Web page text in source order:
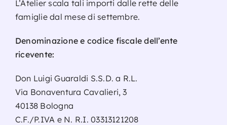
L’Atelier scala tali importi dalle rette delle
famiglie dal mese di settembre.
Denominazione e codice fiscale dell’ente
ricevente:
Don Luigi Guaraldi S.S.D. a R.L.
Via Bonaventura Cavalieri, 3
40138 Bologna
C.F./P.IVA e N. R.I. 03313121208